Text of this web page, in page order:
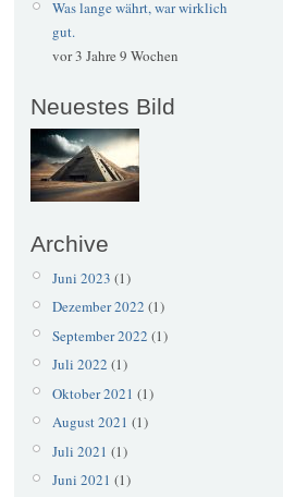
Was lange währt, war wirklich
gut.
vor 3 Jahre 9 Wochen
Neuestes Bild
Archive
Juni 2023 (1)
Dezember 2022 (1)
September 2022 (1)
Juli 2022 (1)
Oktober 2021 (1)
August 2021 (1)
Juli 2021 (1)
Juni 2021 (1)